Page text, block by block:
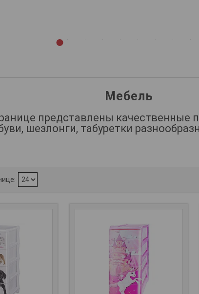
Мебель
представлены качественные
шезлонги, табуретки